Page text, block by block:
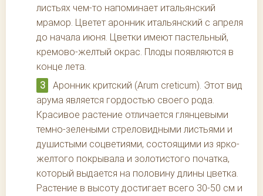
листьях чем-то напоминает итальянский
мрамор. Цветет аронник итальянский с апреля
до начала июня. Цветки имеют пастельный,
кремово-желтый окрас. Плоды появляются в
конце лета.
Аронник критский (Arum creticum). Этот вид
арума является гордостью своего рода.
Красивое растение отличается глянцевыми
темно-зелеными стреловидными листьями и
душистыми соцветиями, состоящими из ярко-
желтого покрывала и золотистого початка,
который выдается на половину длины цветка.
Растение в высоту достигает всего 30-50 см и